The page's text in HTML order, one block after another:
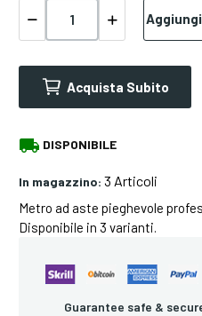
Acquista Subito
local_shipping DISPONIBILE
In magazzino: 3 Articoli
Metro ad aste pieghevole
Disponibile in 3 varianti.
Guarantee safe &